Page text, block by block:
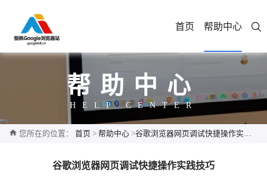
首页 帮助中心
帮助中心
HELP CENTER
您所在的位置： 首页 > 帮助中心 >谷歌浏览器网页调试快捷操作实践技巧
谷歌浏览器网页调试快捷操作实践技巧